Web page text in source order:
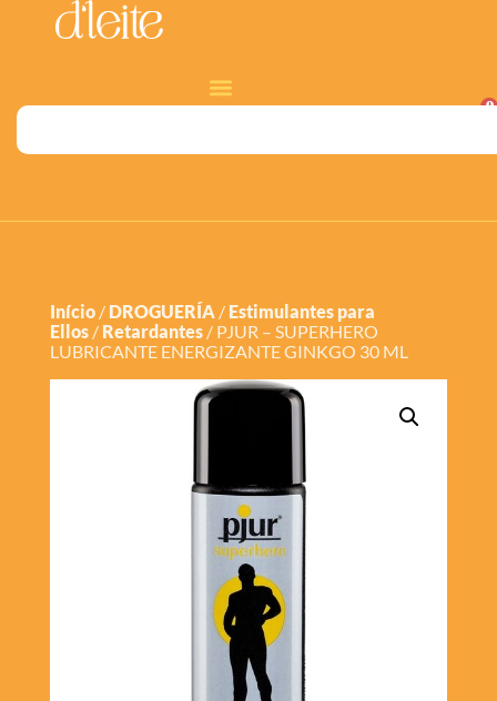
0
Início/ DROGUERÍA / Estimulantes para
Ellos/ Retardantes/ PJUR – SUPERHERO
LUBRICANTE ENERGIZANTE GINKGO 30 ML